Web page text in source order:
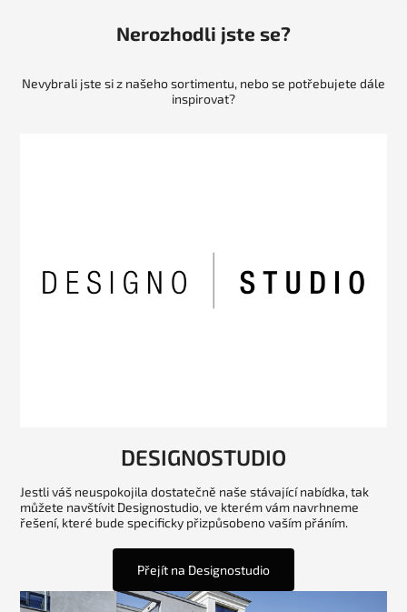
Nerozhodli jste se?
Nevybrali jste si z našeho sortimentu, nebo se potřebujete dále
inspirovat?
DESIGNOSTUDIO
Jestli váš neuspokojila dostatečně naše stávající nabídka, tak
můžete navštívit Designostudio, ve kterém vám navrhneme
řešení, které bude specificky přizpůsobeno vaším přáním.
Přejít na Designostudio